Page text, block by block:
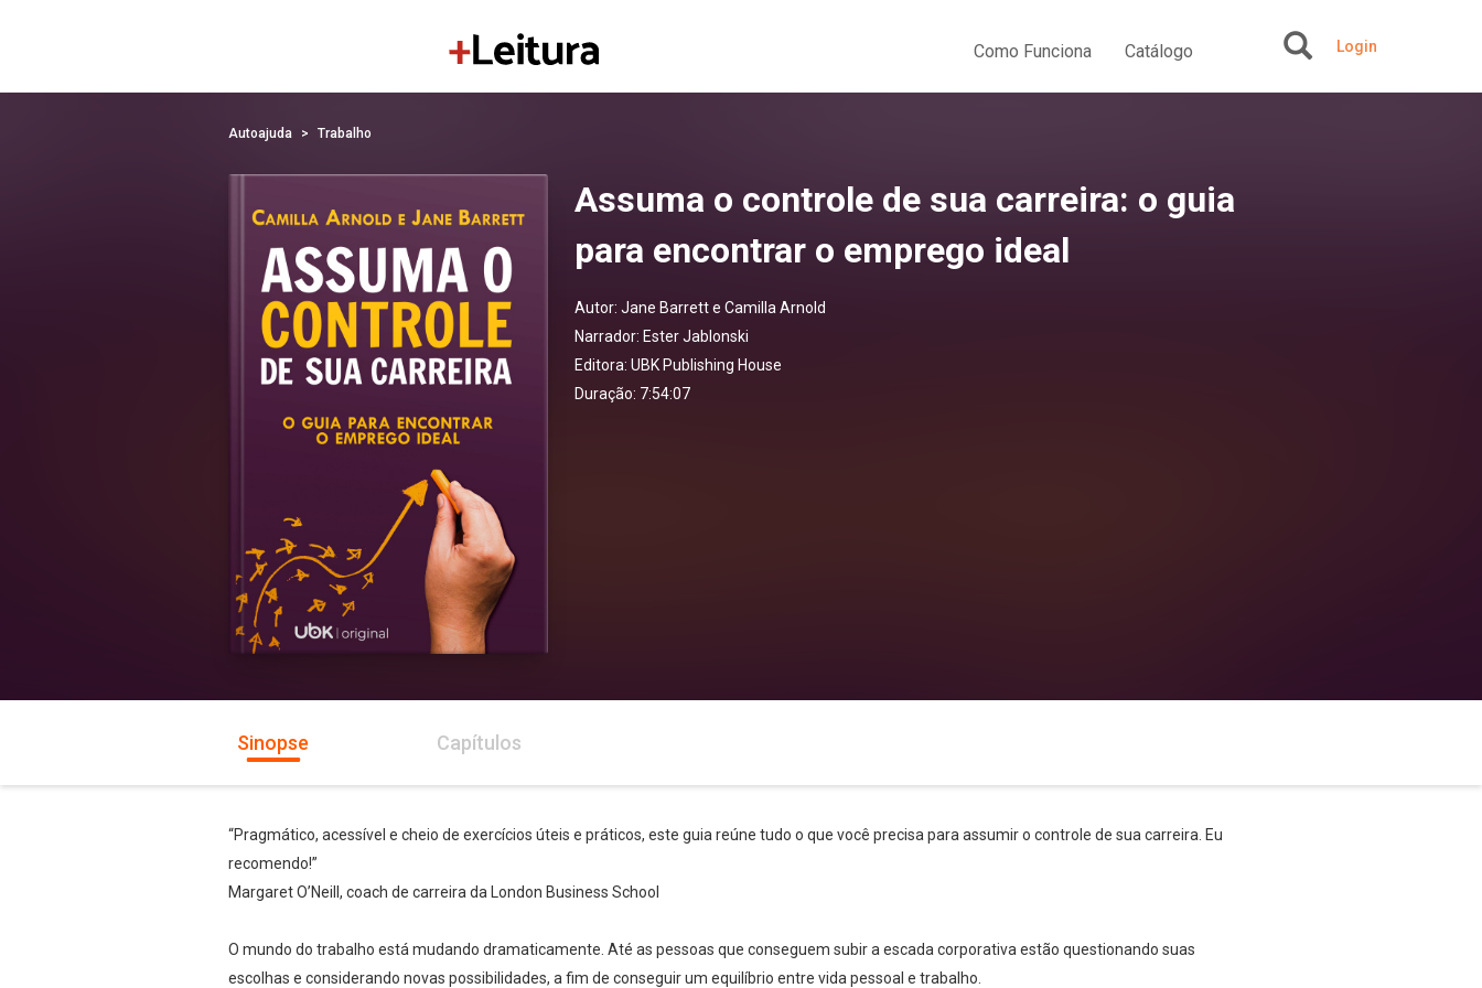
Como Funciona Catálogo Login
Autoajuda Trabalho
Assuma o controle de sua carreira: o guia
para encontrar o emprego ideal
Autor: Jane Barrett e Camilla Arnold
Narrador: Ester Jablonski
Editora: UBK Publishing House
Duração: 7:54:07
Sinopse Capítulos
“Pragmático, acessível e cheio de exercícios úteis e práticos, este guia reúne tudo o que você precisa para assumir o controle de sua carreira. Eu
recomendo!”
Margaret O’Neill, coach de carreira da London Business School
O mundo do trabalho está mudando dramaticamente. Até as pessoas que conseguem subir a escada corporativa estão questionando suas
escolhas e considerando novas possibilidades, a fim de conseguir um equilíbrio entre vida pessoal e trabalho.